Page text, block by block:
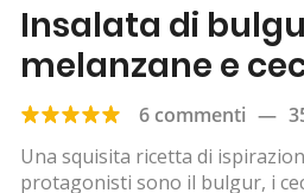
Insalata di
melanzane e
6 commenti —
Una squisita ricetta di
protagonisti sono il bulgur, i